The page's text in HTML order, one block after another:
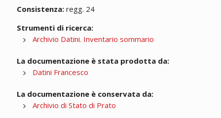
Consistenza:regg. 24
Strumenti di ricerca:
Archivio Datini. Inventario sommario
La documentazione è stata prodotta da:
Datini Francesco
La documentazione è conservata da:
Archivio di Stato di Prato